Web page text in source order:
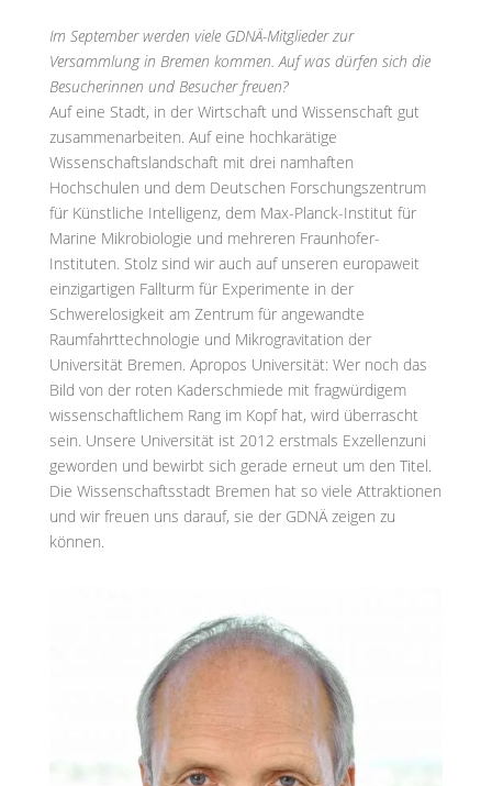
Im September werden viele GDNÄ-Mitglieder zur
Versammlung in Bremen kommen. Auf was dürfen sich die
Besucherinnen und Besucher freuen?
Auf eine Stadt, in der Wirtschaft und Wissenschaft gut
zusammenarbeiten. Auf eine hochkarätige
Wissenschaftslandschaft mit drei namhaften
Hochschulen und dem Deutschen Forschungszentrum
für Künstliche Intelligenz, dem Max-Planck-Institut für
Marine Mikrobiologie und mehreren Fraunhofer-
Instituten. Stolz sind wir auch auf unseren europaweit
einzigartigen Fallturm für Experimente in der
Schwerelosigkeit am Zentrum für angewandte
Raumfahrttechnologie und Mikrogravitation der
Universität Bremen. Apropos Universität: Wer noch das
Bild von der roten Kaderschmiede mit fragwürdigem
wissenschaftlichem Rang im Kopf hat, wird überrascht
sein. Unsere Universität ist 2012 erstmals Exzellenzuni
geworden und bewirbt sich gerade erneut um den Titel.
Die Wissenschaftsstadt Bremen hat so viele Attraktionen
und wir freuen uns darauf, sie der GDNÄ zeigen zu
können.